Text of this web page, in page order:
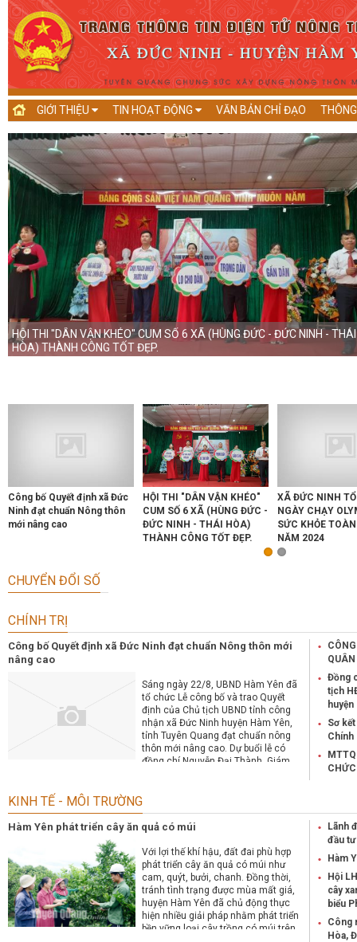
GIỚI THIỆU TIN HOẠT ĐỘNG VĂN BẢN CHỈ ĐẠO
HỘI THI "DÂN VẬN KHÉO" CUM SỐ 6 XÃ (HÙNG ĐỨC - ĐỨC NINH - THÁI
HÒA) THÀNH CÔNG TỐT ĐẸP.
Công bố Quyết định xã Đức
Ninh đạt chuẩn Nông thôn
mới nâng cao
HỘI THI "DÂN VẬN KHÉO"
CUM SỐ 6 XÃ (HÙNG ĐỨC -
ĐỨC NINH - THÁI HÒA)
THÀNH CÔNG TỐT ĐẸP.
XÃ ĐỨC NINH
NGÀY CHẠY
SỨC KHỎE
NĂM 2024
CHUYỂN ĐỔI SỐ
CHÍNH TRỊ
Công bố Quyết định xã Đức Ninh đạt chuẩn Nông thôn mới
nâng cao
Sáng ngày 22/8, UBND Hàm Yên đã
tổ chức Lễ công bố và trao Quyết
định của Chủ tịch UBND tỉnh công
nhận xã Đức Ninh huyện Hàm Yên,
tỉnh Tuyên Quang đạt chuẩn nông
thôn mới nâng cao. Dự buổi lễ có
đồng chí Nguyễn Đại Thành, Giám
đồng chí: Nguyễn Duy Hoà, Phó Bí
thư Thường trực Huyện uỷ, Chủ tịch
HĐND huyện; Đỗ Đức Chiến, Phó Bí
cùng đại diện lãnh đạo các phòng,
ban, ngành huyện.
Đồng
tịch
Sơ
Chính
KINH TẾ - MÔI TRƯỜNG
Hàm Yên phát triển cây ăn quả có múi­­
Với lợi thế khí hậu, đất đai phù hợp
phát triển cây ăn quả có múi như
cam, quýt, bưởi, chanh. Đồng thời,
tránh tình trạng được mùa mất giá,
huyện Hàm Yên đã chủ động thực
hiện nhiều giải pháp nhằm phát triển
bền vững loại cây trồng có múi trên
Lãnh
đầu
Hàm
Hội
cây
biểu
Công
Hòa,